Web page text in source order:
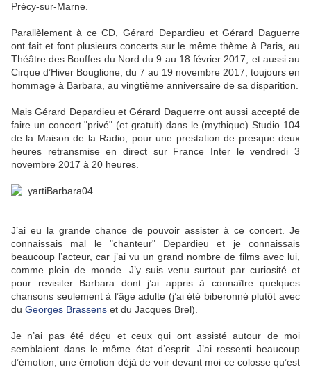
Précy-sur-Marne.
Parallèlement à ce CD, Gérard Depardieu et Gérard Daguerre
ont fait et font plusieurs concerts sur le même thème à Paris, au
Théâtre des Bouffes du Nord du 9 au 18 février 2017, et aussi au
Cirque d’Hiver Bouglione, du 7 au 19 novembre 2017, toujours en
hommage à Barbara, au vingtième anniversaire de sa disparition.
Mais Gérard Depardieu et Gérard Daguerre ont aussi accepté de
faire un concert "privé" (et gratuit) dans le (mythique) Studio 104
de la Maison de la Radio, pour une prestation de presque deux
heures retransmise en direct sur France Inter le vendredi 3
novembre 2017 à 20 heures.
J’ai eu la grande chance de pouvoir assister à ce concert. Je
connaissais mal le "chanteur" Depardieu et je connaissais
beaucoup l’acteur, car j’ai vu un grand nombre de films avec lui,
comme plein de monde. J’y suis venu surtout par curiosité et
pour revisiter Barbara dont j’ai appris à connaître quelques
chansons seulement à l’âge adulte (j’ai été biberonné plutôt avec
du Georges Brassens et du Jacques Brel).
Je n’ai pas été déçu et ceux qui ont assisté autour de moi
semblaient dans le même état d’esprit. J’ai ressenti beaucoup
d’émotion, une émotion déjà de voir devant moi ce colosse qu’est